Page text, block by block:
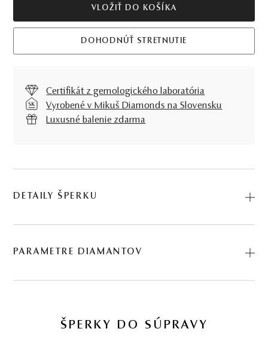
VLOŽIŤ DO KOŠÍKA
DOHODNÚŤ STRETNUTIE
Certifikát z gemologického laboratória
Vyrobené v Mikuš Diamonds na Slovensku
Luxusné balenie zdarma
DETAILY ŠPERKU
Žlté zlato s diamantmi má takmer čarovnú moc, nechajte
15 KS DIAMANTOV
PARAMETRE DIAMANTOV
1 0,08 ct
ŠPERKY DO SÚPRAVY